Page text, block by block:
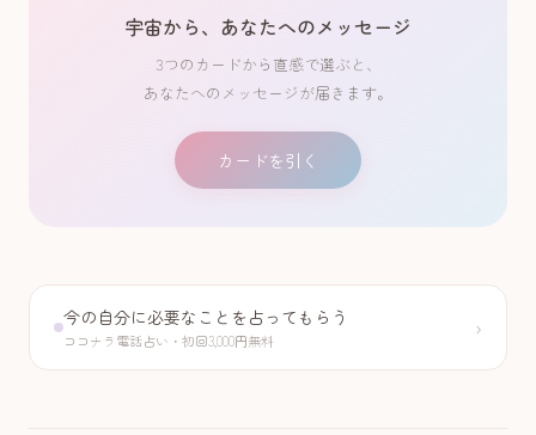
宇宙から、あなたへのメッセージ
3つのカードから直感で選ぶと、
あなたへのメッセージが届きます。
カードを引く
今の自分に必要なことを占ってもらう
ココナラ電話占い・初回3,000円無料 ›